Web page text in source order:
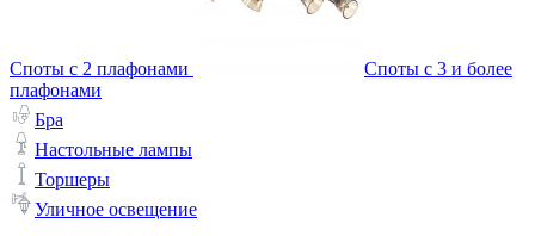
Споты с 2 плафонами
Споты с 3 и более
плафонами
Бра
Настольные лампы
Торшеры
Уличное освещение